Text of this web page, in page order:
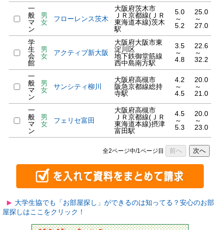
一
般
マ
ン
男
女
フローレンス茨木
大阪府茨木市
ＪＲ京都線(ＪＲ
東海道本線)茨木
駅
5.0
～
5.2
25.0
～
27.0
学
生
会
館
男
女
アクティブ新大阪
大阪府大阪市東
淀川区
地下鉄御堂筋線
西中島南方駅
3.5
～
4.8
22.6
～
32.2
一
般
マ
ン
男
女
サンシティ柳川
大阪府高槻市
阪急京都線総持
寺駅
4.2
～
4.5
20.0
～
21.0
一
般
マ
ン
男
女
フェリセ富田
大阪府高槻市
ＪＲ京都線(ＪＲ
東海道本線)摂津
富田駅
4.5
～
5.3
20.0
～
23.0
全2ページ中/1ページ目 前へ 次へ
大学生協でも「お部屋探し」ができるのは知ってる？安心のお部
屋探しはここをクリック！